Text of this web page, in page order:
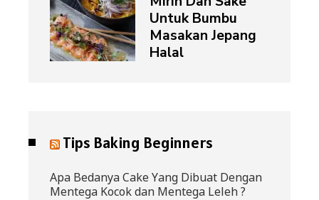
Untuk Bumbu
Masakan Jepang
Halal
Tips Baking Beginners
Apa Bedanya Cake Yang Dibuat Dengan
Mentega Kocok dan Mentega Leleh ?